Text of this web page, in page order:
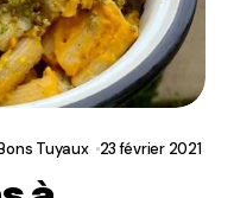
Tuyaux 23 février 2021